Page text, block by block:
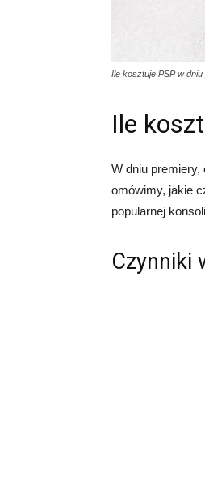
Ile kosztuje PSP w
Ile
W dniu
omówimy, jakie
popularnej
Czynniki